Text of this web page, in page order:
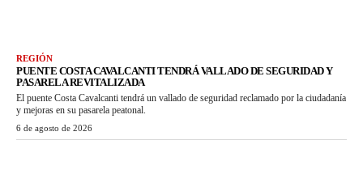
REGIÓN
PUENTE COSTA CAVALCANTI TENDRÁ VALLADO DE SEGURIDAD Y
PASARELA REVITALIZADA
El puente Costa Cavalcanti tendrá un vallado de seguridad reclamado por la ciudadanía
y mejoras en su pasarela peatonal.
6 de agosto de 2026